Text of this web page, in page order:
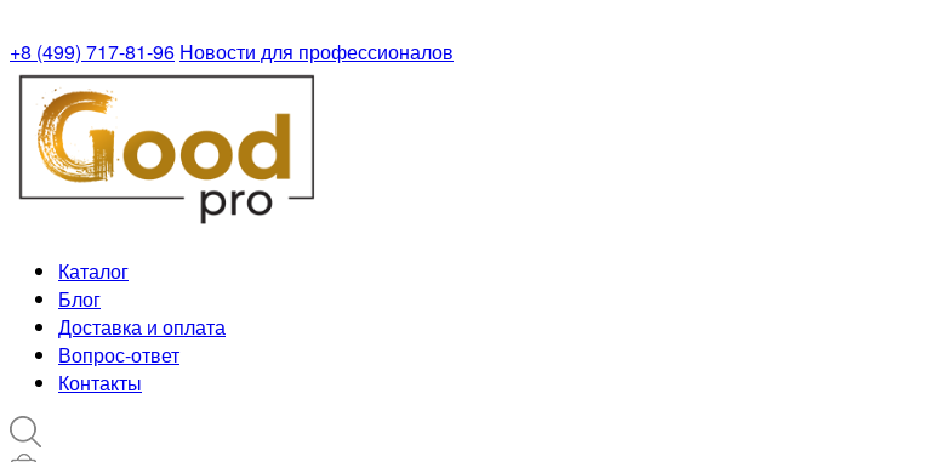
+8 (499) 717-81-96 Новости для профессионалов
Каталог
Блог
Доставка и оплата
Вопрос-ответ
Контакты